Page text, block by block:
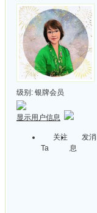
级别: 银牌会员
显示用户信息
关注
Ta
发消
息